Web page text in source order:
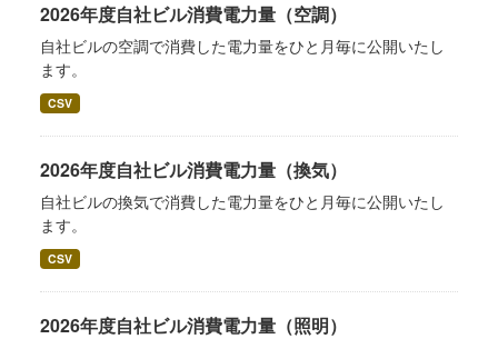
2026年度自社ビル消費電力量（空調）
自社ビルの空調で消費した電力量をひと月毎に公開いたし
ます。
CSV
2026年度自社ビル消費電力量（換気）
自社ビルの換気で消費した電力量をひと月毎に公開いたし
ます。
CSV
2026年度自社ビル消費電力量（照明）